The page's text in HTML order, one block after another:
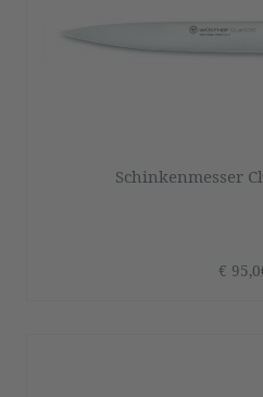
Schinkenmesser
€